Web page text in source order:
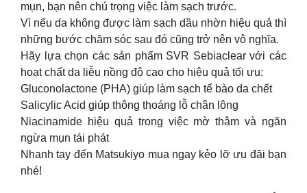
mụn, bạn nên chú trọng việc làm sạch trước.
Vì nếu da không được làm sạch dầu nhờn hiệu quả thì
những bước chăm sóc sau đó cũng trở nên vô nghĩa.
Hãy lựa chọn các sản phẩm SVR Sebiaclear với các
hoạt chất da liễu nồng độ cao cho hiệu quả tối ưu:
Gluconolactone (PHA) giúp làm sạch tế bào da chết
Salicylic Acid giúp thông thoáng lỗ chân lông
Niacinamide hiệu quả trong việc mờ thâm và ngăn
ngừa mụn tái phát
Nhanh tay đến Matsukiyo mua ngay kẻo lỡ ưu đãi bạn
nhé!